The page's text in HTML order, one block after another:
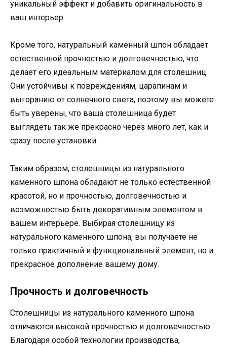
уникальный эффект и добавить оригинальность в
ваш интерьер.
Кроме того, натуральный каменный шпон обладает
естественной прочностью и долговечностью, что
делает его идеальным материалом для столешниц.
Они устойчивы к повреждениям, царапинам и
выгоранию от солнечного света, поэтому вы можете
быть уверены, что ваша столешница будет
выглядеть так же прекрасно через много лет, как и
сразу после установки.
Таким образом, столешницы из натурального
каменного шпона обладают не только естественной
красотой, но и прочностью, долговечностью и
возможностью быть декоративным элементом в
вашем интерьере. Выбирая столешницу из
натурального каменного шпона, вы получаете не
только практичный и функциональный элемент, но и
прекрасное дополнение вашему дому.
Прочность и долговечность
Столешницы из натурального каменного шпона
отличаются высокой прочностью и долговечностью.
Благодаря особой технологии производства,